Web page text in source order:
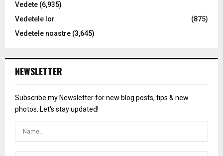
Vedete (6,935)
Vedetele lor
(875)
Vedetele noastre (3,645)
NEWSLETTER
Subscribe my Newsletter for new blog posts, tips & new
photos. Let's stay updated!